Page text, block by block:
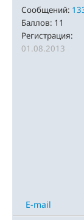
Сообщений:
Баллов: 11
Регистрация:
01.08.2013
E-mail